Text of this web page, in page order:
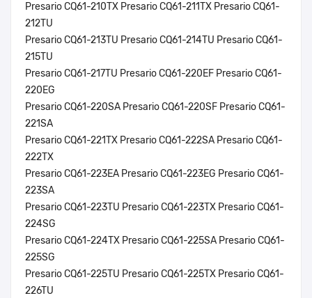
Presario CQ61-210TX Presario CQ61-211TX Presario CQ61-
212TU
Presario CQ61-213TU Presario CQ61-214TU Presario CQ61-
215TU
Presario CQ61-217TU Presario CQ61-220EF Presario CQ61-
220EG
Presario CQ61-220SA Presario CQ61-220SF Presario CQ61-
221SA
Presario CQ61-221TX Presario CQ61-222SA Presario CQ61-
222TX
Presario CQ61-223EA Presario CQ61-223EG Presario CQ61-
223SA
Presario CQ61-223TU Presario CQ61-223TX Presario CQ61-
224SG
Presario CQ61-224TX Presario CQ61-225SA Presario CQ61-
225SG
Presario CQ61-225TU Presario CQ61-225TX Presario CQ61-
226TU